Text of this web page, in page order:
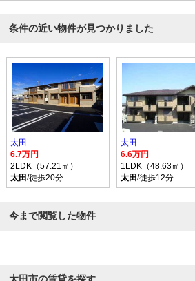
条件の近い物件が見つかりました
太田
6.7万円
2LDK（57.21㎡）
太田/徒歩20分
太田
6.6万円
1LDK（48.63㎡）
太田/徒歩12分
今まで閲覧した物件
太田市の賃貸を探す